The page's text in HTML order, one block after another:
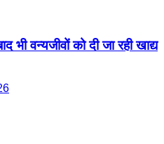
भी वन्यजीवों को दी जा रही खाद्य